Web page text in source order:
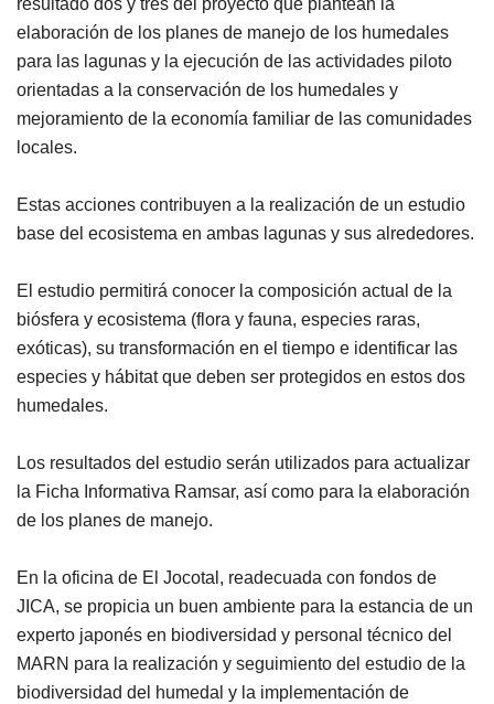
resultado dos y tres del proyecto que plantean la
elaboración de los planes de manejo de los humedales
para las lagunas y la ejecución de las actividades piloto
orientadas a la conservación de los humedales y
mejoramiento de la economía familiar de las comunidades
locales.
Estas acciones contribuyen a la realización de un estudio
base del ecosistema en ambas lagunas y sus alrededores.
El estudio permitirá conocer la composición actual de la
biósfera y ecosistema (flora y fauna, especies raras,
exóticas), su transformación en el tiempo e identificar las
especies y hábitat que deben ser protegidos en estos dos
humedales.
Los resultados del estudio serán utilizados para actualizar
la Ficha Informativa Ramsar, así como para la elaboración
de los planes de manejo.
En la oficina de El Jocotal, readecuada con fondos de
JICA, se propicia un buen ambiente para la estancia de un
experto japonés en biodiversidad y personal técnico del
MARN para la realización y seguimiento del estudio de la
biodiversidad del humedal y la implementación de